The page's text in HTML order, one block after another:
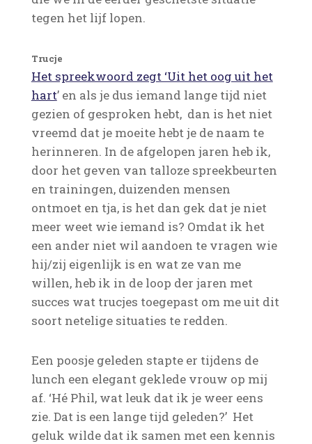
tegen het lijf lopen.
Trucje
Het spreekwoord zegt ‘Uit het oog uit het
hart’ en als je dus iemand lange tijd niet
gezien of gesproken hebt, dan is het niet
vreemd dat je moeite hebt je de naam te
herinneren. In de afgelopen jaren heb ik,
door het geven van talloze spreekbeurten
en trainingen, duizenden mensen
ontmoet en tja, is het dan gek dat je niet
meer weet wie iemand is? Omdat ik het
een ander niet wil aandoen te vragen wie
hij/zij eigenlijk is en wat ze van me
willen, heb ik in de loop der jaren met
succes wat trucjes toegepast om me uit dit
soort netelige situaties te redden.
Een poosje geleden stapte er tijdens de
lunch een elegant geklede vrouw op mij
af. ‘Hé Phil, wat leuk dat ik je weer eens
zie. Dat is een lange tijd geleden?’ Het
geluk wilde dat ik samen met een kennis